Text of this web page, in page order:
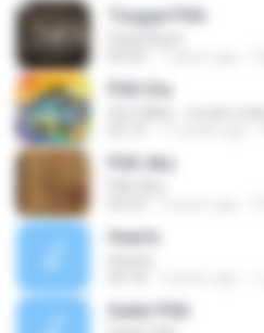
Tinggal Pilih
Pilih Dia
Pilih Aku
Hearts
Salah Pilih